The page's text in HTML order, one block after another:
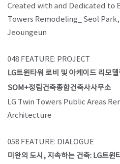
Created with and Dedicated to
Towers Remodeling_ Seol
Jeoungeun
048 FEATURE: PROJECT
LG트윈타워 로비 및 아케이드 리모델
SOM+정림건축종합건축사사무소
LG Twin Towers Public Areas
Architecture
058 FEATURE: DIALOGUE
미완의 도시, 지속하는 건축: LG트